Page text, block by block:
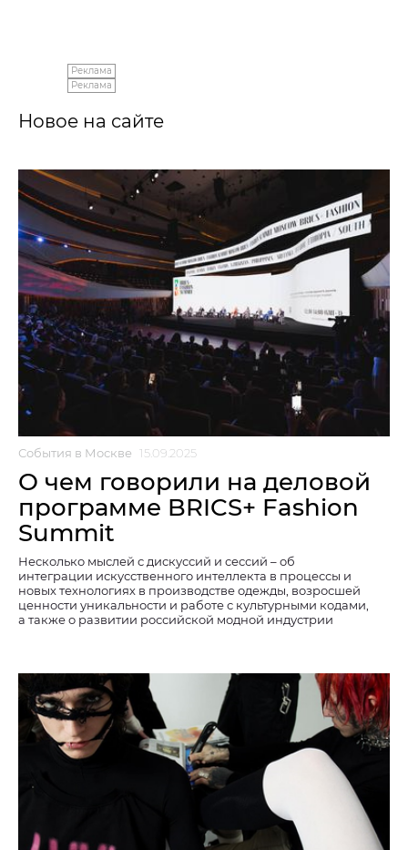
Реклама
Реклама
Новое на сайте
События в Москве 15.09.2025
О чем говорили на деловой
программе BRICS+ Fashion
Summit
Несколько мыслей с дискуссий и сессий – об
интеграции искусственного интеллекта в процессы и
новых технологиях в производстве одежды, возросшей
ценности уникальности и работе с культурными кодами,
а также о развитии российской модной индустрии